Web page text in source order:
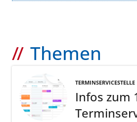
Themen
TERMINSERVICESTELLE
Infos zum